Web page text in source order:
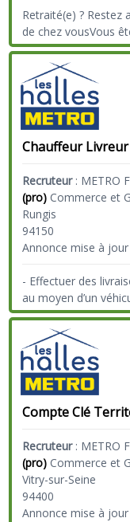
Retraité(e) ? Restez
de chez vousVous
Chauffeur
Recruteur: METRO
(pro) Commerce et
Rungis
94150
Annonce mise à
- Effectuer des
au moyen d’un
Compte Clé
Recruteur: METRO
(pro) Commerce et
Vitry-sur-Seine
94400
Annonce mise à